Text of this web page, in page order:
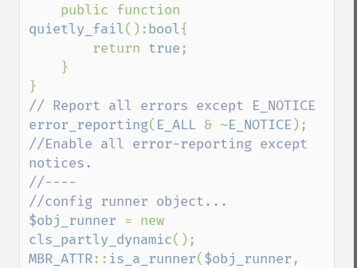
quietly_fail():bool{
        return
true;
error_reporting( E_ALL & ~E_NOTICE
//Enable all error-reporting except
notices.
//----
$obj_runner
cls_partly_dynamic
MBR_ATTR:: is_a_runner($obj_runner